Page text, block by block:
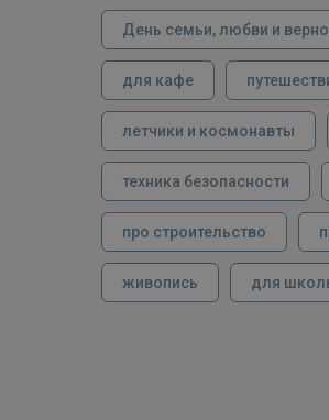
День семьи, любви и
для кафе
летчики и космонавты
техника безопасности
про строительство
живопись для